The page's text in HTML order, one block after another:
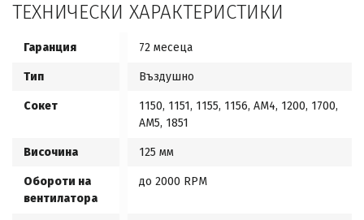
ТЕХНИЧЕСКИ ХАРАКТЕРИСТИКИ
Гаранция 72 месеца
Тип Въздушно
Сокет
1150, 1151, 1155, 1156, AM4, 1200, 1700,
AM5, 1851
Височина 125 мм
Обороти на
вентилатора
до 2000 RPM